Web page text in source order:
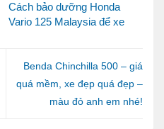
Cách bảo dưỡng Honda
Vario 125 Malaysia để xe
Benda Chinchilla 500 – giá
quá mềm, xe đẹp quá đẹp –
màu đỏ anh em nhé!